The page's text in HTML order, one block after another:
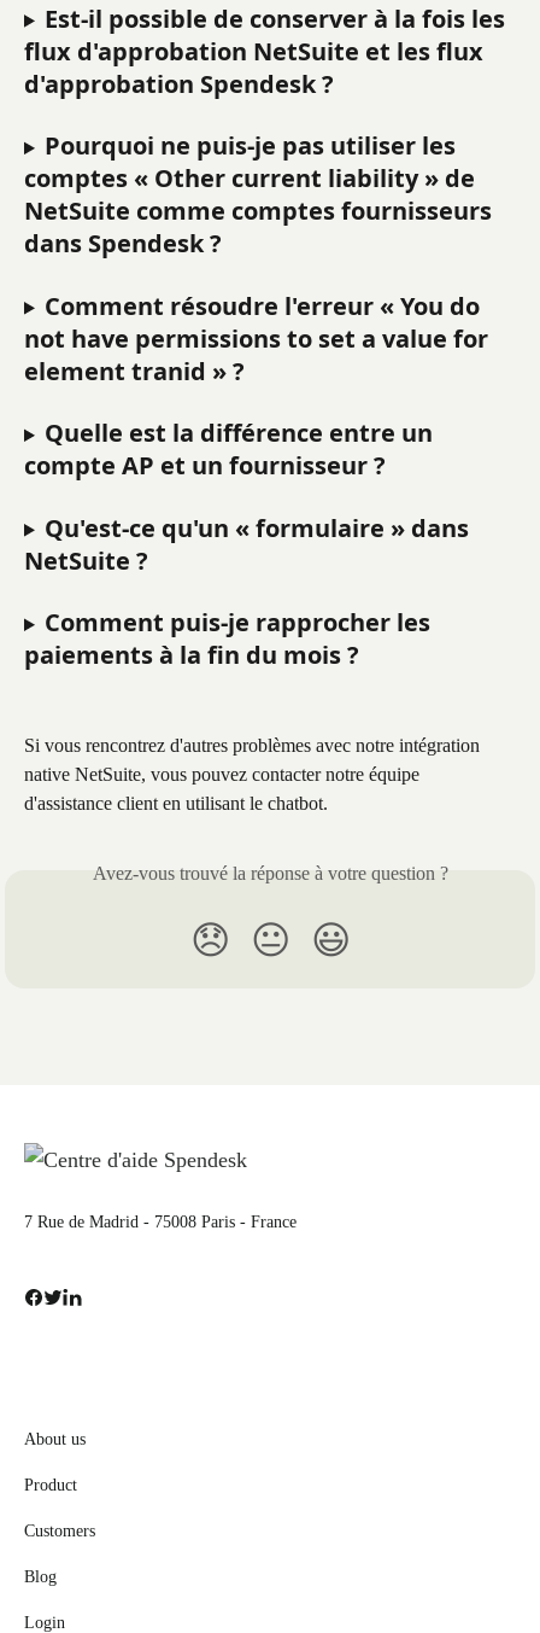
Est-il possible de conserver à la fois les
flux d'approbation NetSuite et les flux
d'approbation Spendesk ?
Pourquoi ne puis-je pas utiliser les
comptes « Other current liability » de
NetSuite comme comptes fournisseurs
dans Spendesk ?
Comment résoudre l'erreur « You do
not have permissions to set a value for
element tranid » ?
Quelle est la différence entre un
compte AP et un fournisseur ?
Qu'est-ce qu'un « formulaire » dans
NetSuite ?
Comment puis-je rapprocher les
paiements à la fin du mois ?
Si vous rencontrez d'autres problèmes avec notre intégration
native NetSuite, vous pouvez contacter notre équipe
d'assistance client en utilisant le chatbot.
Avez-vous trouvé la réponse à votre question ?
😞 😐 😃
7 Rue de Madrid - 75008 Paris - France
About us
Product
Customers
Blog
Login